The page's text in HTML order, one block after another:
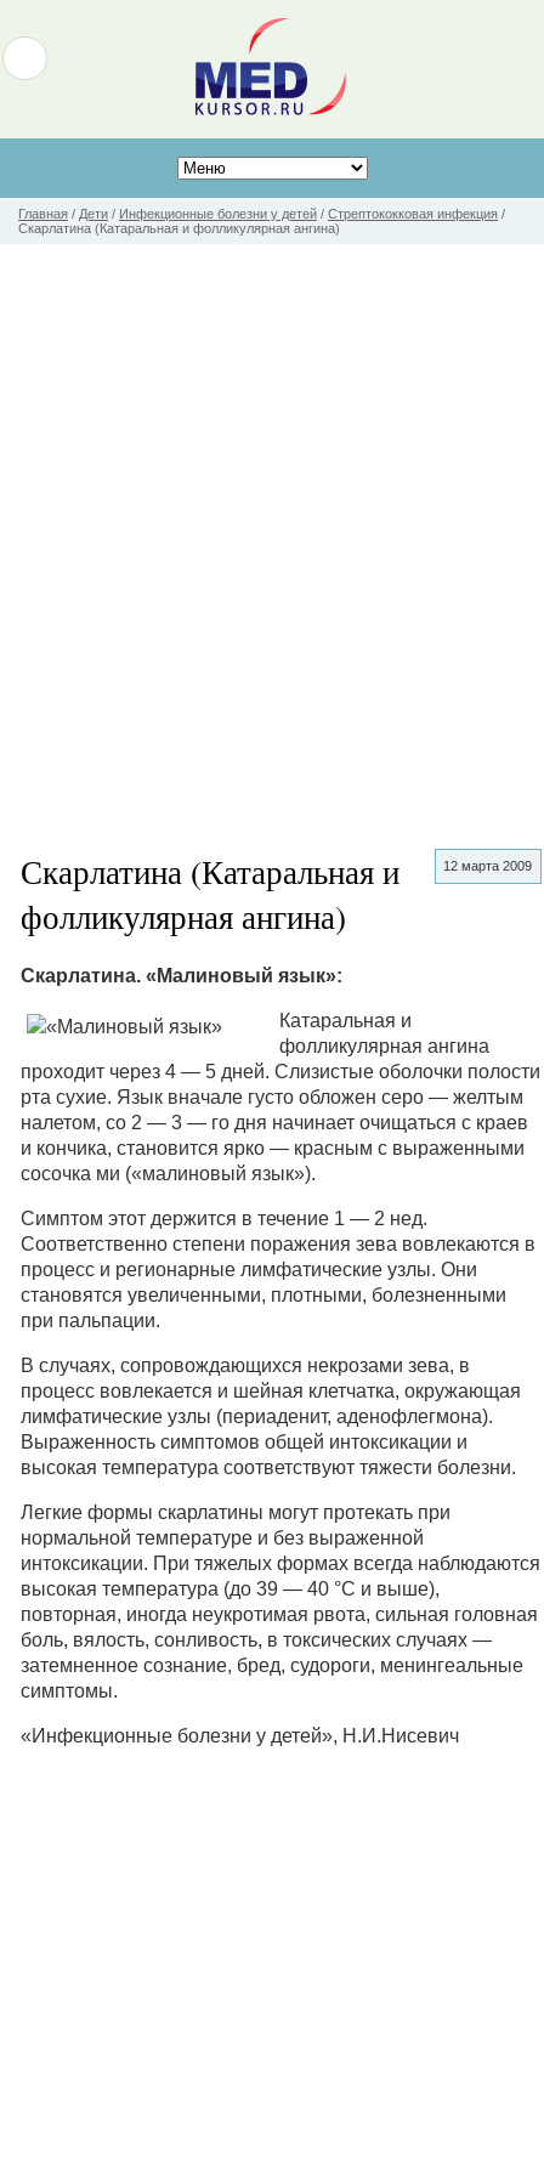
Главная / Дети / Инфекционные болезни у детей / Стрептококковая инфекция /
Скарлатина (Катаральная и фолликулярная ангина)
12 марта 2009
Скарлатина (Катаральная и
фолликулярная ангина)
Скарлатина. «Малиновый язык»:
Катаральная и
фолликулярная ангина
проходит через 4 — 5 дней. Слизистые оболочки полости
рта сухие. Язык вначале густо обложен серо — желтым
налетом, со 2 — 3 — го дня начинает очищаться с краев
и кончика, становится ярко — красным с выраженными
сосочка ми («малиновый язык»).
Симптом этот держится в течение 1 — 2 нед.
Соответственно степени поражения зева вовлекаются в
процесс и регионарные лимфатические узлы. Они
становятся увеличенными, плотными, болезненными
при пальпации.
В случаях, сопровождающихся некрозами зева, в
процесс вовлекается и шейная клетчатка, окружающая
лимфатические узлы (периаденит, аденофлегмона).
Выраженность симптомов общей интоксикации и
высокая температура соответствуют тяжести болезни.
Легкие формы скарлатины могут протекать при
нормальной температуре и без выраженной
интоксикации. При тяжелых формах всегда наблюдаются
высокая температура (до 39 — 40 °С и выше),
повторная, иногда неукротимая рвота, сильная головная
боль, вялость, сонливость, в токсических случаях —
затемненное сознание, бред, судороги, менингеальные
симптомы.
«Инфекционные болезни у детей», Н.И.Нисевич